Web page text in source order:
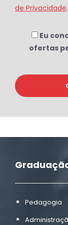
de Privacidade.
Eu
ofertas
Pedagogia